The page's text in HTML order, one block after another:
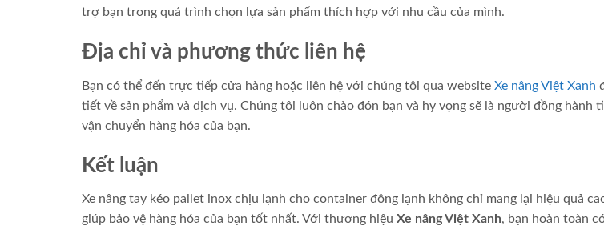
trợ bạn trong quá trình chọn lựa sản phẩm thích hợp với nhu cầu của mình.
Địa chỉ và phương thức liên hệ
Bạn có thể đến trực tiếp cửa hàng hoặc liên hệ với chúng tôi qua website Xe nâng Việt Xanh
tiết về sản phẩm và dịch vụ. Chúng tôi luôn chào đón bạn và hy vọng sẽ là người đồng hành
vận chuyển hàng hóa của bạn.
Kết luận
Xe nâng tay kéo pallet inox chịu lạnh cho container đông lạnh không chỉ mang lại hiệu quả
giúp bảo vệ hàng hóa của bạn tốt nhất. Với thương hiệu Xe nâng Việt Xanh, bạn hoàn toàn